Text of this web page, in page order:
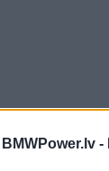
BMWPower.lv -